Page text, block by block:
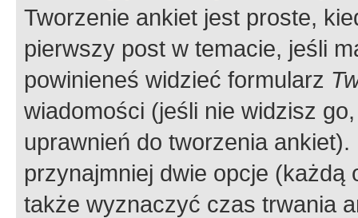
Tworzenie ankiet jest proste,
pierwszy post w temacie, jeśli
powinieneś widzieć formularz
wiadomości (jeśli nie widzisz
uprawnień do tworzenia
przynajmniej dwie opcje
także wyznaczyć czas trwania